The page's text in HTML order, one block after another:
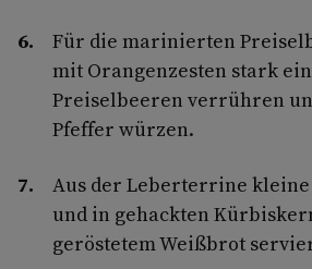
Für die marinierten
mit Orangenzesten stark
Preiselbeeren verrühren
Pfeffer würzen.
Aus der Leberterrine
und in gehackten
geröstetem Weißbrot